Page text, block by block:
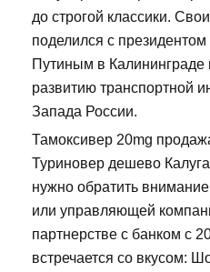
до строгой классики.
поделился с
Путиным в
развитию транспортной
Запада России.
Тамоксивер 20mg
Туриновер дешево
нужно обратить
или управляющей
партнерстве с банком с
встречается со вкусом: